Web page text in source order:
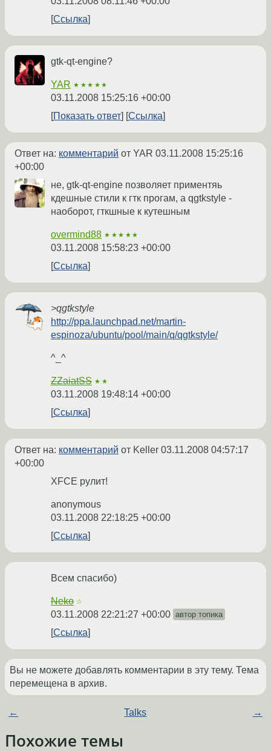
Ссылка
gtk-qt-engine?
YAR ★★★★★
03.11.2008 15:25:16 +00:00
Показать ответ
Ссылка
Ответ на: комментарий от YAR 03.11.2008 15:25:16
+00:00
не, gtk-qt-engine позволяет приментяь
кдешные стили к гтк прогам, а qgtkstyle -
наоборот, гткшные к кутешным
overmind88 ★★★★★
03.11.2008 15:58:23 +00:00
Ссылка
>qgtkstyle
http://ppa.launchpad.net/martin-
espinoza/ubuntu/pool/main/q/qgtkstyle/
^_^
ZZaiatSS ★★
03.11.2008 19:48:14 +00:00
Ссылка
Ответ на: комментарий от Keller 03.11.2008 04:57:17
+00:00
XFCE рулит!
anonymous
03.11.2008 22:18:25 +00:00
Ссылка
Всем спасибо)
Neko ☆
03.11.2008 22:21:27 +00:00 автор топика
Ссылка
Вы не можете добавлять комментарии в эту тему. Тема
перемещена в архив.
← Talks →
Похожие темы